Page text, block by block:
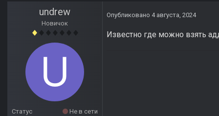
undrew
Новичок
Статус
Не в сети
Опубликовано 4 августа, 2024
Известно где можно взять